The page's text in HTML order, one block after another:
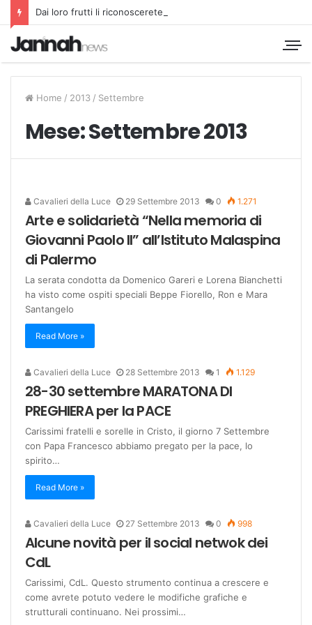
Dai loro frutti li riconoscerete
Home / 2013 / Settembre
Mese:Settembre 2013
Cavalieri della Luce 29 Settembre 2013 0 1.271
Arte e solidarietà “Nella memoria di
Giovanni Paolo II” all’Istituto Malaspina
di Palermo
La serata condotta da Domenico Gareri e Lorena Bianchetti
ha visto come ospiti speciali Beppe Fiorello, Ron e Mara
Santangelo
Read More »
Cavalieri della Luce 28 Settembre 2013 1 1.129
28-30 settembre MARATONA DI
PREGHIERA per la PACE
Carissimi fratelli e sorelle in Cristo, il giorno 7 Settembre
con Papa Francesco abbiamo pregato per la pace, lo
spirito…
Read More »
Cavalieri della Luce 27 Settembre 2013 0 998
Alcune novità per il social netwok dei
CdL
Carissimi, CdL. Questo strumento continua a crescere e
come avrete potuto vedere le modifiche grafiche e
strutturali continuano. Nei prossimi…